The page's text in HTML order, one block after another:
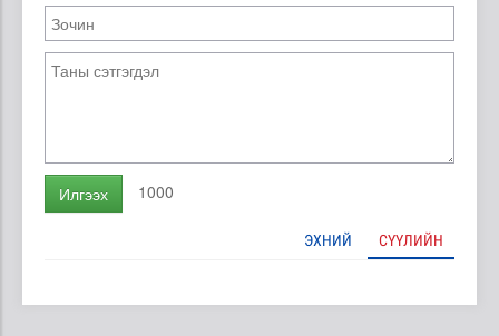
Илгээх 1000
ЭХНИЙ СҮҮЛИЙН